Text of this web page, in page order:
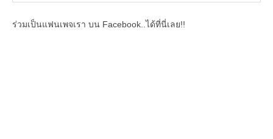
ร่วมเป็นแฟนเพจเรา บน Facebook..ได้ที่นี่เลย!!